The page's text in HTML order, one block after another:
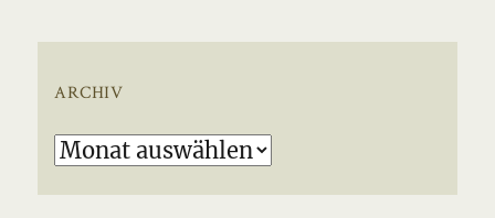
ARCHIV
Archiv